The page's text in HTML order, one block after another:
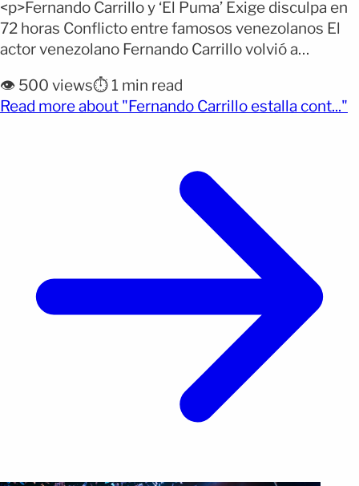
<p>Fernando Carrillo y ‘El Puma’ Exige disculpa en
72 horas Conflicto entre famosos venezolanos El
actor venezolano Fernando Carrillo volvió a
contra el cantante José Luis Rodríguez, ‘El Puma’.
Las declaraciones surgieron durante su
👁️ 500 views⏱️ 1 min read
Read more about "Fernando Carrillo estalla cont..."